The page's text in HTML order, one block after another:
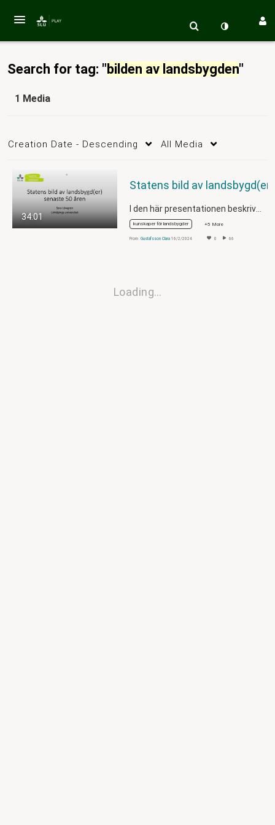
Search for tag: "bilden av landsbygden"
1 Media
Creation Date - Descending All Media
34:01
kunskaper för landsbygder +5 More
From Gustafsson Clara 16/2/2024 0 66
Loading…